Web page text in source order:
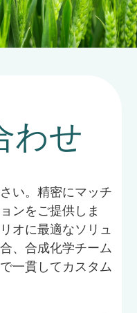
わせ
い。精密にマッチ
ンをご提供しま
オに最適なソリュ
、合成化学チーム
一貫してカスタム